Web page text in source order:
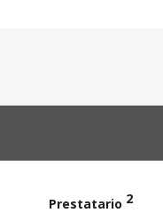
Prestatario 2